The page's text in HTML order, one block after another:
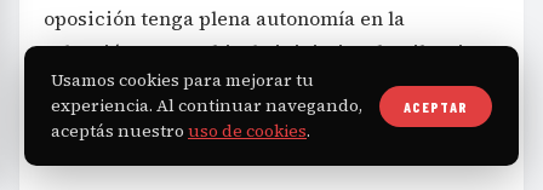
oposición tenga plena autonomía en la
selección. En cambio, la iniciativa de Ribetti
pretende que la principal oposición tenga el
control sobre la Defensoría, evitando que el
Usamos cookies para mejorar tu
experiencia. Al continuar navegando,
aceptás nuestro uso de cookies.
ACEPTAR